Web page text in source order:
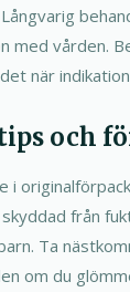
med vården.
när
och
i
från
Ta
om du